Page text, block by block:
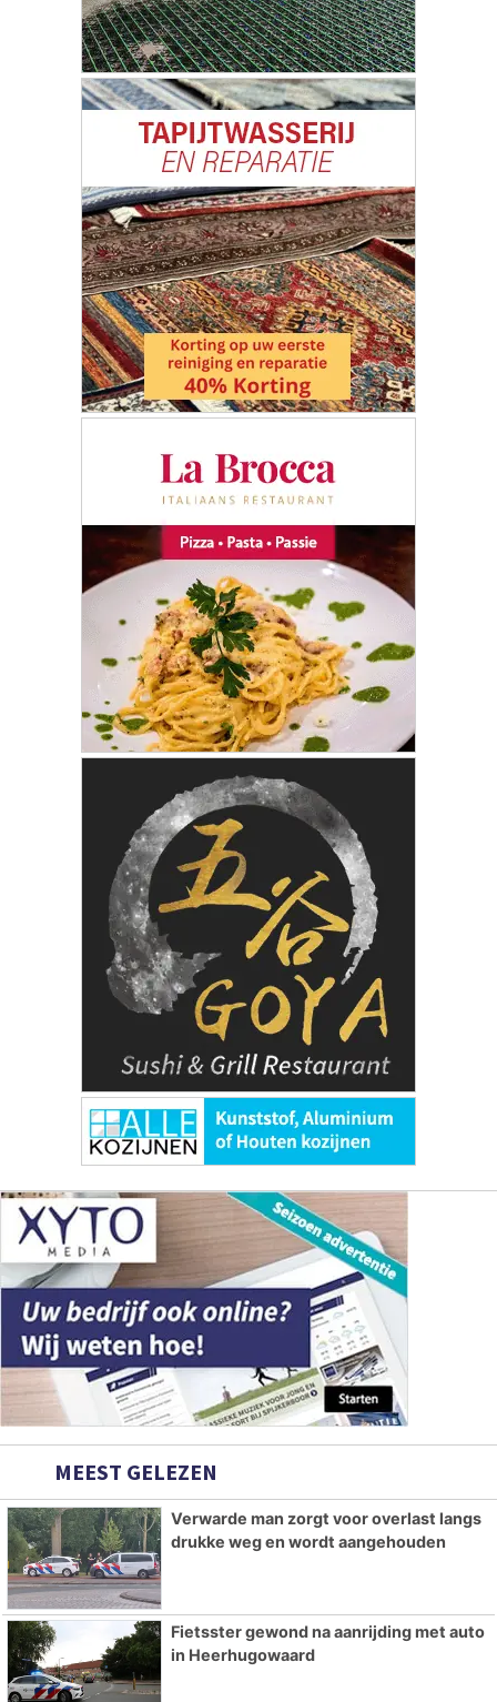
MEEST GELEZEN
Verwarde man zorgt voor overlast langs
drukke weg en wordt aangehouden
Fietsster gewond na aanrijding met auto
in Heerhugowaard